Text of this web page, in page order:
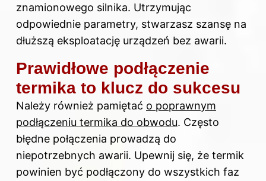
znamionowego silnika. Utrzymując
odpowiednie parametry, stwarzasz szansę na
dłuższą eksploatację urządzeń bez awarii.
Prawidłowe podłączenie
termika to klucz do sukcesu
Należy również pamiętać o poprawnym
podłączeniu termika do obwodu. Często
błędne połączenia prowadzą do
niepotrzebnych awarii. Upewnij się, że termik
powinien być podłączony do wszystkich faz